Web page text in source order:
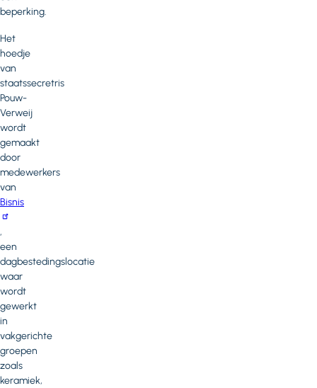
beperking.
Het
hoedje
van
staatssecretris
Pouw-
Verweij
wordt
gemaakt
door
medewerkers
van
Bisnis
,
een
dagbestedingslocatie
waar
wordt
gewerkt
in
vakgerichte
groepen
zoals
keramiek,